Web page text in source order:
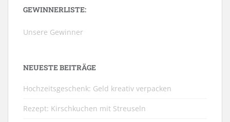
GEWINNERLISTE:
Unsere Gewinner
NEUESTE BEITRÄGE
Hochzeitsgeschenk: Geld kreativ verpacken
Rezept: Kirschkuchen mit Streuseln